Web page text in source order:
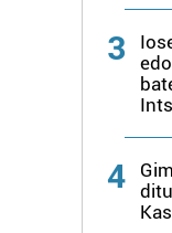
3
4